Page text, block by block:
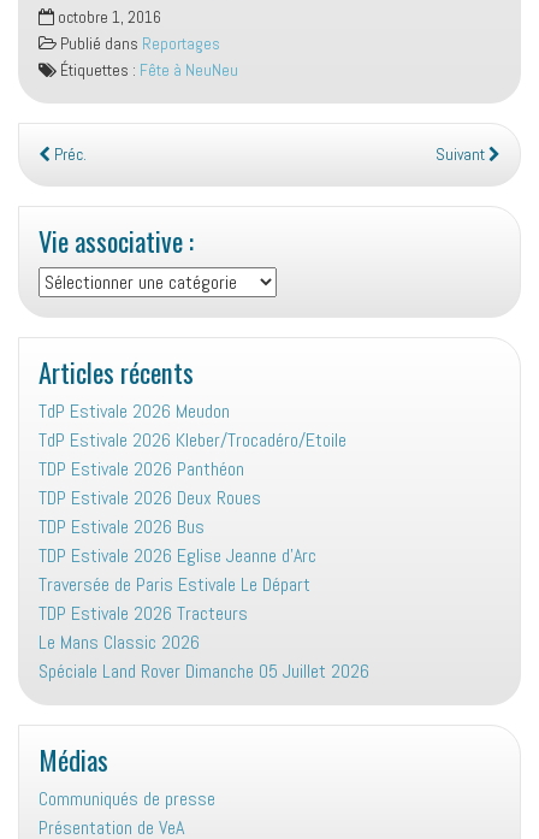
octobre 1, 2016
Publié dans Reportages
Étiquettes : Fête à NeuNeu
Préc. Suivant
Vie associative :
Vie
associative
:
Articles récents
TdP Estivale 2026 Meudon
TdP Estivale 2026 Kleber/Trocadéro/Etoile
TDP Estivale 2026 Panthéon
TDP Estivale 2026 Deux Roues
TDP Estivale 2026 Bus
TDP Estivale 2026 Eglise Jeanne d’Arc
Traversée de Paris Estivale Le Départ
TDP Estivale 2026 Tracteurs
Le Mans Classic 2026
Spéciale Land Rover Dimanche 05 Juillet 2026
Médias
Communiqués de presse
Présentation de VeA